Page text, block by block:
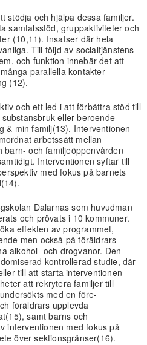
stödja och hjälpa dessa familjer.
samtalsstöd, gruppaktiviteter och
(10,11). Insatser där hela
Till följd av socialtjänstens
och funktion innebär det att
parallella kontakter
(12).
och ett led i att förbättra stöd till
eller beroende
& min familj(13). Interventionen
arbetssätt mellan
och familjeöppenvården
Interventionen syftar till
med fokus på barnets
Dalarnas som huvudman
och prövats i 10 kommuner.
effekten av programmet,
men också på föräldrars
alkohol- och drogvanor. Den
kontrollerad studie, där
till att starta interventionen
att rekrytera familjer till
med en före-
föräldrars upplevda
samt barns och
interventionen med fokus på
över sektionsgränser(16).